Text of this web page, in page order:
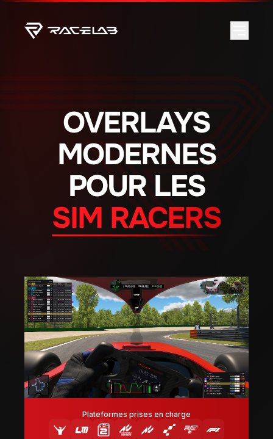
OVERLAYS
MODERNES
POUR LES
SIM RACERS
Plateformes prises en charge